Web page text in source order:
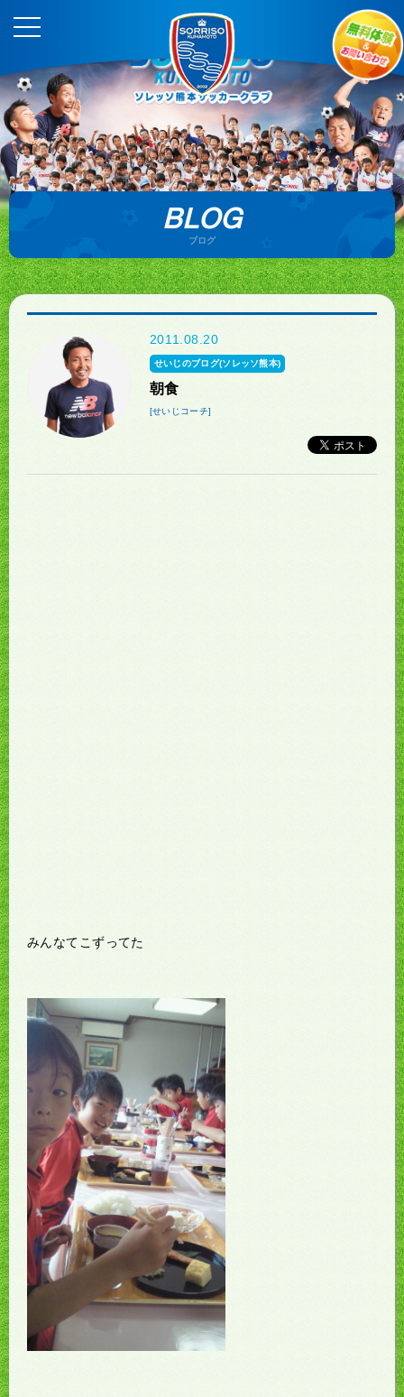
BLOG
ブログ
2011.08.20
せいじのブログ(ソレッソ熊本)
朝食
[せいじコーチ]
みんなてこずってた